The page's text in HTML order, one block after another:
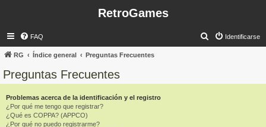
RetroGames
FAQ Identificarse
RG Índice general Preguntas Frecuentes
Preguntas Frecuentes
Problemas acerca de la identificación y el registro
¿Por qué me tengo que registrar?
¿Qué es COPPA? (APPCO)
¿Por qué no puedo registrarme?